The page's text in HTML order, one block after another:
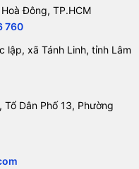
Đông, TP.HCM
760
lập, xã Tánh Linh, tỉnh Lâm
Dân Phố 13, Phường